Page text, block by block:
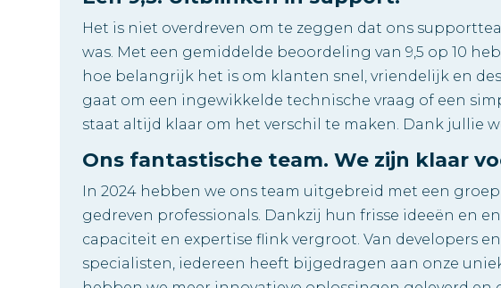
Het is niet overdreven om te zeggen dat ons
was. Met een gemiddelde beoordeling van 9,5 op 10
hoe belangrijk het is om klanten snel, vriendelijk en
gaat om een ingewikkelde technische vraag of een
staat altijd klaar om het verschil te maken. Dank jullie
Ons fantastische team. We zijn klaar
In 2024 hebben we ons team uitgebreid met een
gedreven professionals. Dankzij hun frisse ideeën en
capaciteit en expertise flink vergroot. Van developers
specialisten, iedereen heeft bijgedragen aan onze